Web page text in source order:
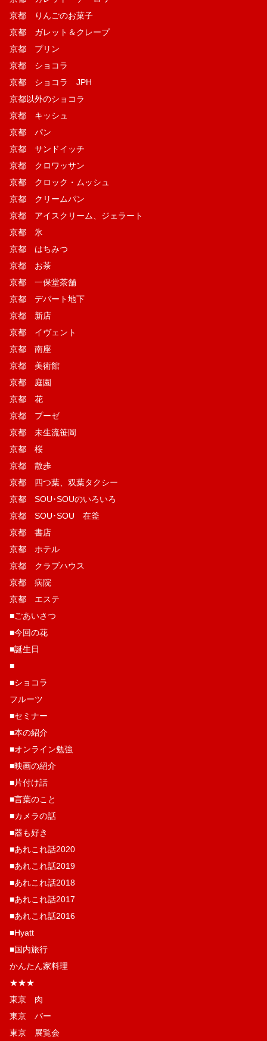
京都 りんごのお菓子
京都 ガレット＆クレープ
京都 プリン
京都 ショコラ
京都 ショコラ JPH
京都以外のショコラ
京都 キッシュ
京都 パン
京都 サンドイッチ
京都 クロワッサン
京都 クロック・ムッシュ
京都 クリームパン
京都 アイスクリーム、ジェラート
京都 氷
京都 はちみつ
京都 お茶
京都 一保堂茶舗
京都 デパート地下
京都 新店
京都 イヴェント
京都 南座
京都 美術館
京都 庭園
京都 花
京都 プーゼ
京都 未生流笹岡
京都 桜
京都 散歩
京都 四つ葉、双葉タクシー
京都 SOU･SOUのいろいろ
京都 SOU･SOU 在釜
京都 書店
京都 ホテル
京都 クラブハウス
京都 病院
京都 エステ
■ごあいさつ
■今回の花
■誕生日
■
■ショコラ
フルーツ
■セミナー
■本の紹介
■オンライン勉強
■映画の紹介
■片付け話
■言葉のこと
■カメラの話
■器も好き
■あれこれ話2020
■あれこれ話2019
■あれこれ話2018
■あれこれ話2017
■あれこれ話2016
■Hyatt
■国内旅行
かんたん家料理
★★★
東京 肉
東京 バー
東京 展覧会